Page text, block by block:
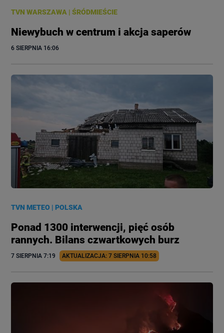
TVN WARSZAWA |ŚRÓDMIEŚCIE
Niewybuch w centrum i akcja saperów
6 SIERPNIA 16:06
TVN METEO |POLSKA
Ponad 1300 interwencji, pięć osób
rannych. Bilans czwartkowych burz
7 SIERPNIA 7:19 AKTUALIZACJA: 7 SIERPNIA 10:58